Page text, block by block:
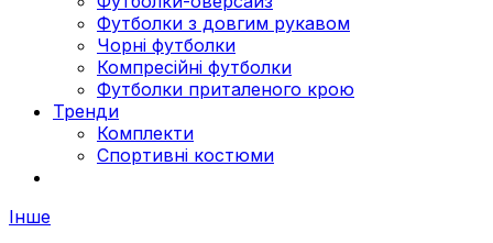
Футболки з довгим рукавом
Чорні футболки
Компресійні футболки
Футболки приталеного крою
Тренди
Комплекти
Спортивні костюми
Інше